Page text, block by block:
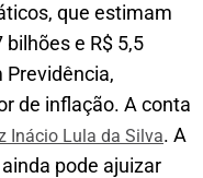
que estimam
e R$ 5,5
Previdência,
de inflação. A conta
Inácio Lula da Silva. A
pode ajuizar